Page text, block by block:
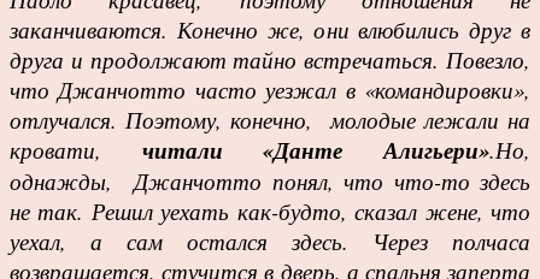
заканчиваются. Конечно же, они влюбились друг в
друга и продолжают тайно встречаться. Повезло,
что Джанчотто часто уезжал в «командировки»,
отлучался. Поэтому, конечно, молодые лежали на
кровати, читали «Данте Алигьери».Но,
однажды, Джанчотто понял, что что-то здесь
не так. Решил уехать как-будто, сказал жене, что
уехал, а сам остался здесь. Через полчаса
возвращается, стучится в дверь, а спальня заперта